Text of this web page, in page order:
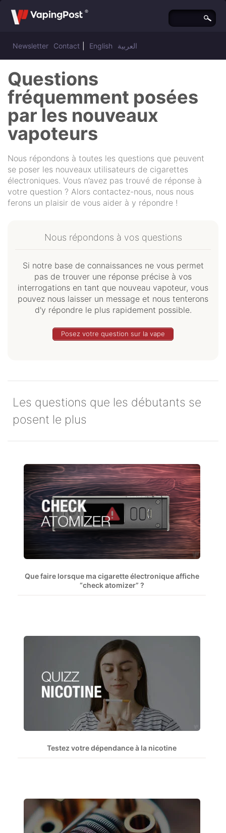
Newsletter Contact English العربية
Questions
fréquemment posées
par les nouveaux
vapoteurs
Nous répondons à toutes les questions que peuvent
se poser les nouveaux utilisateurs de cigarettes
électroniques. Vous n’avez pas trouvé de réponse à
votre question ? Alors contactez-nous, nous nous
ferons un plaisir de vous aider à y répondre !
Nous répondons à vos questions
Si notre base de connaissances ne vous permet
pas de trouver une réponse précise à vos
interrogations en tant que nouveau vapoteur, vous
pouvez nous laisser un message et nous tenterons
d'y répondre le plus rapidement possible.
Posez votre question sur la vape
Les questions que les débutants se
posent le plus
Que faire lorsque ma cigarette électronique affiche
“check atomizer” ?
Testez votre dépendance à la nicotine